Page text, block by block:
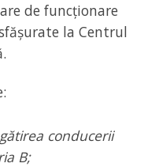
de funcționare
la Centrul
conducerii
B;